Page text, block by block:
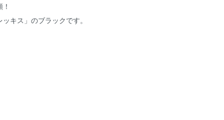
キス」のブラックです。